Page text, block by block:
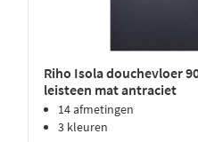
Riho Isola douchevloer
leisteen mat antraciet
14 afmetingen
3 kleuren